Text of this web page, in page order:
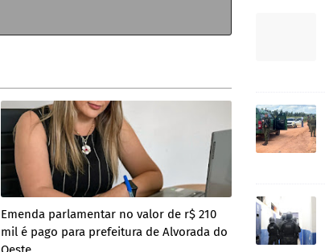
Emenda parlamentar no valor de r$ 210
mil é pago para prefeitura de Alvorada do